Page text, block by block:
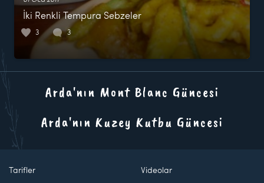
İki Renkli Tempura Sebzeler
3 3
Arda'nın Mont Blanc Güncesi
Arda'nın Kuzey Kutbu Güncesi
Tarifler Videolar